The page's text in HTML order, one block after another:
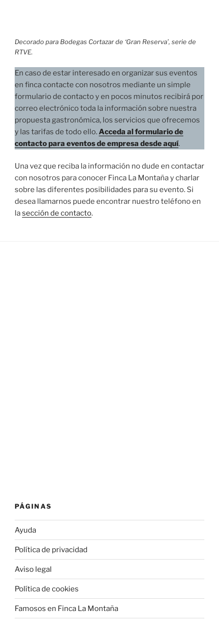
Decorado para Bodegas Cortazar de ‘Gran Reserva’, serie de
RTVE.
En caso de estar interesado en organizar sus eventos
en finca contacte con nosotros mediante un simple
formulario de contacto y en pocos minutos recibirá por
correo electrónico toda la información sobre nuestra
propuesta gastronómica, los servicios que ofrecemos
y las tarifas de todo ello.Acceda al formulario de
contacto para eventos de empresa desde aquí.
Una vez que reciba la información no dude en contactar
con nosotros para conocer Finca La Montaña y charlar
sobre las diferentes posibilidades para su evento. Si
desea llamarnos puede encontrar nuestro teléfono en
lasección de contacto.
PÁGINAS
Ayuda
Política de privacidad
Aviso legal
Política de cookies
Famosos en Finca La Montaña